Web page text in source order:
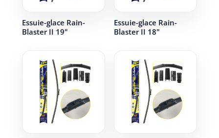
Essuie-glace Rain-
Blaster II 19"
Essuie-glace Rain-
Blaster II 18"